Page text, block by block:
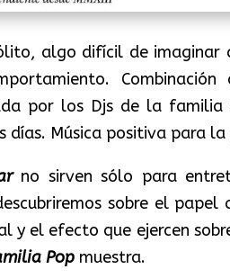
algo difícil de imaginar
por los Djs de la familia
Música positiva para
no sirven sólo para
sobre el
y el efecto que ejercen
Popmuestra.